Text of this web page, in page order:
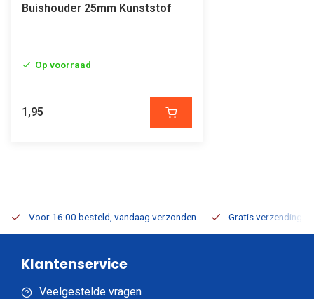
Buishouder 25mm Kunststof
Op voorraad
1,95
Voor 16:00 besteld, vandaag verzonden Gratis verzending
Klantenservice
Veelgestelde vragen